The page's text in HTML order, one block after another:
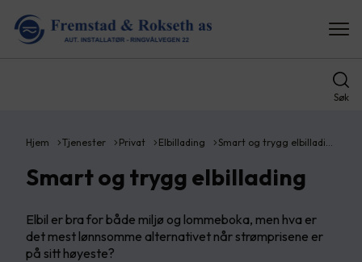
Søk
Hjem Tjenester Privat Elbillading Smart og trygg elbilladi…
Smart og trygg elbillading
Elbil er bra for både miljø og lommeboka, men hva er
det mest lønnsomme alternativet når strømprisene er
på sitt høyeste?